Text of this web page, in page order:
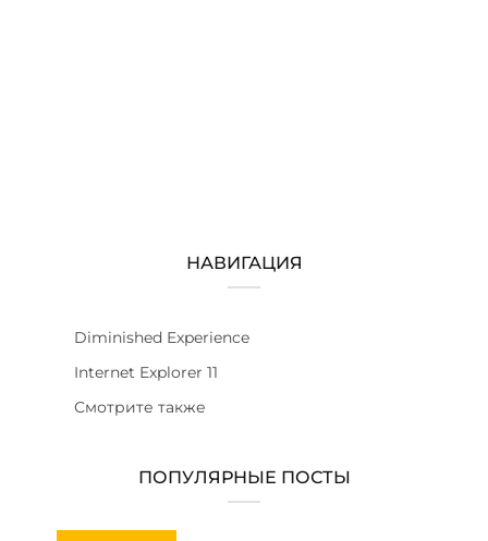
НАВИГАЦИЯ
Diminished Experience
Internet Explorer 11
Смотрите также
ПОПУЛЯРНЫЕ ПОСТЫ